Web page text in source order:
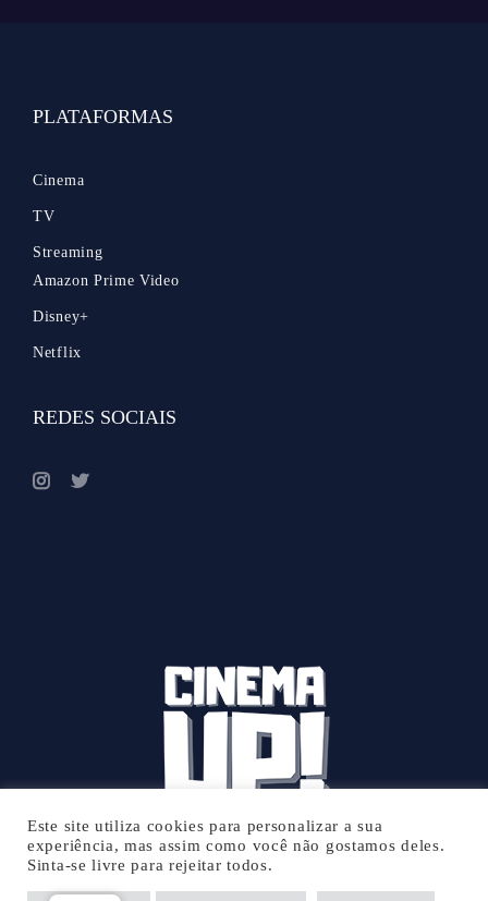
PLATAFORMAS
Cinema
TV
Streaming
Amazon Prime Video
Disney+
Netflix
REDES SOCIAIS
Este site utiliza cookies para personalizar a sua
experiência, mas assim como você não gostamos deles.
Sinta-se livre para rejeitar todos.